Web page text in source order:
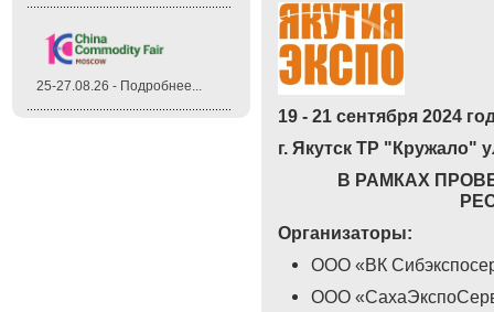
25-27.08.26 - Подробнее...
19 - 21 сентября 2024
г. Якутск ТР "Кружало"
В РАМКАХ
Организаторы:
ООО «ВК
ООО